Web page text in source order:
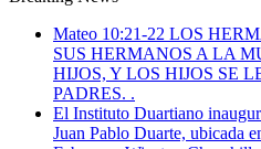
Mateo 10:21-22 LOS
SUS HERMANOS A LA
HIJOS, Y LOS HIJOS SE
PADRES. .
El Instituto Duartiano
Juan Pablo Duarte, ubicada